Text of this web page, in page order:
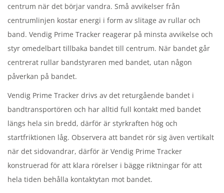
centrum när det börjar vandra. Små avvikelser från
centrumlinjen kostar energi i form av slitage av rullar och
band. Vendig Prime Tracker reagerar på minsta avvikelse och
styr omedelbart tillbaka bandet till centrum. När bandet går
centrerat rullar bandstyraren med bandet, utan någon
påverkan på bandet.
Vendig Prime Tracker drivs av det returgående bandet i
bandtransportören och har alltid full kontakt med bandet
längs hela sin bredd, därför är styrkraften hög och
startfriktionen låg. Observera att bandet rör sig även vertikalt
när det sidovandrar, därför är Vendig Prime Tracker
konstruerad för att klara rörelser i bägge riktningar för att
hela tiden behålla kontaktytan mot bandet.